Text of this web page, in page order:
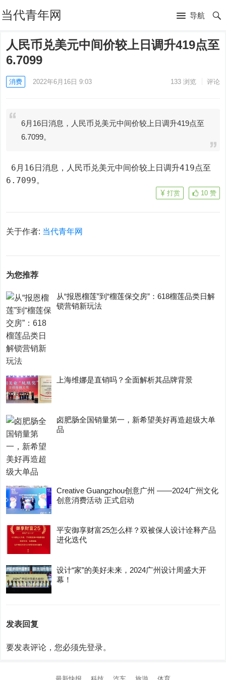
当代青年网 导航
人民币兑美元中间价较上日调升419点至
6.7099
消费 2022年6月16日 9:03 133浏览 评论
6月16日消息，人民币兑美元中间价较上日调升419点至
6.7099。
6.7099。
10 赞
打赏
关于作者: 当代青年网
为您推荐
从“报恩榴莲”到“榴莲保交房”：618榴莲品类日解
锁营销新玩法
上海维娜是直销吗？全面解析其品牌背景
卤肥肠全国销量第一，新希望美好再造超级大单
品
Creative Guangzhou创意广州 ——2024广州文化
创意消费活动 正式启动
平安御享财富25怎么样？双被保人设计诠释产品
进化迭代
设计“家”的美好未来，2024广州设计周盛大开
幕！
发表回复
要发表评论，您必须先登录。